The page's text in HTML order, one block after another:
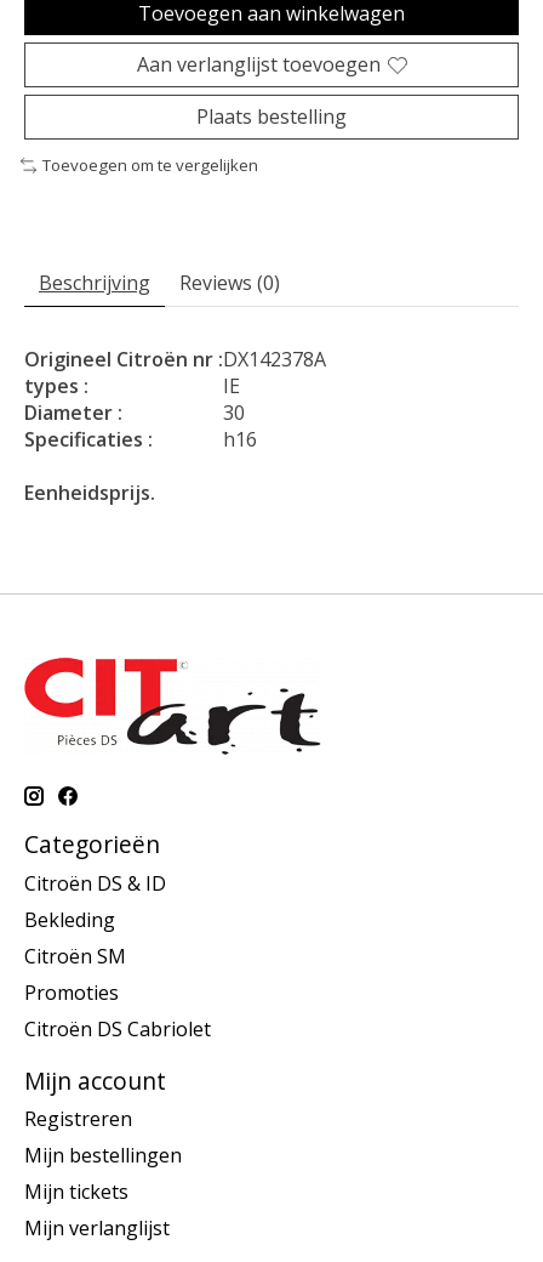
Toevoegen aan winkelwagen
Aan verlanglijst toevoegen
Plaats bestelling
Toevoegen om te vergelijken
Beschrijving Reviews (0)
Origineel Citroën nr :DX142378A
types :
IE
Diameter :
30
Specificaties :
h16
Eenheidsprijs.
Categorieën
Citroën DS & ID
Bekleding
Citroën SM
Promoties
Citroën DS Cabriolet
Mijn account
Registreren
Mijn bestellingen
Mijn tickets
Mijn verlanglijst